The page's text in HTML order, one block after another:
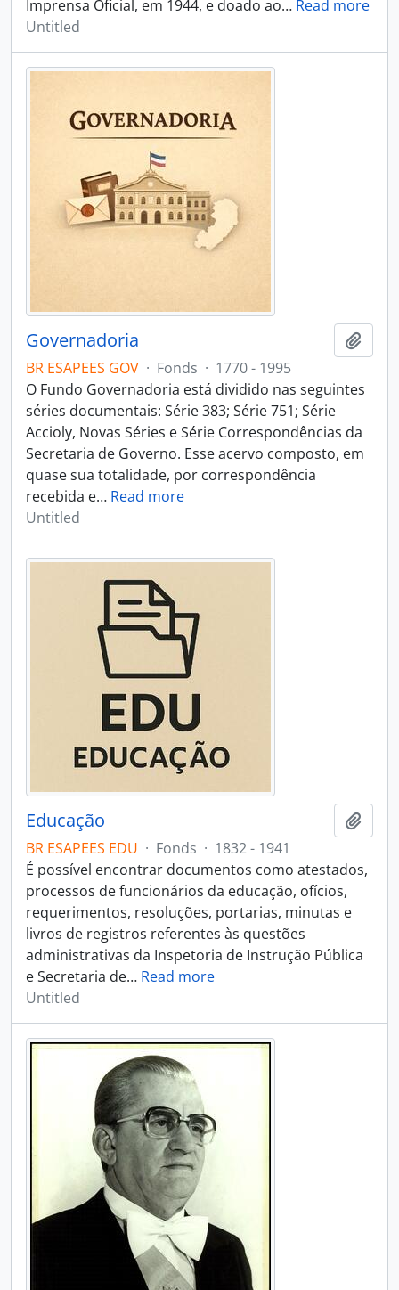
Imprensa Oficial, em 1944, e doado ao… Read more
Untitled
Governadoria
BR ESAPEES GOV · Fonds · 1770 - 1995
O Fundo Governadoria está dividido nas seguintes
séries documentais: Série 383; Série 751; Série
Accioly, Novas Séries e Série Correspondências da
Secretaria de Governo. Esse acervo composto, em
quase sua totalidade, por correspondência
recebida e… Read more
Untitled
Educação
BR ESAPEES EDU · Fonds · 1832 - 1941
É possível encontrar documentos como atestados,
processos de funcionários da educação, ofícios,
requerimentos, resoluções, portarias, minutas e
livros de registros referentes às questões
administrativas da Inspetoria de Instrução Pública
e Secretaria de… Read more
Untitled